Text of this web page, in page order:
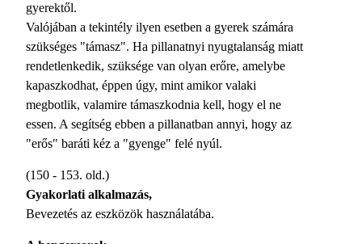
gyerektől.
Valójában a tekintély ilyen esetben a gyerek számára
szükséges "támasz". Ha pillanatnyi nyugtalanság miatt
rendetlenkedik, szüksége van olyan erőre, amelybe
kapaszkodhat, éppen úgy, mint amikor valaki
megbotlik, valamire támaszkodnia kell, hogy el ne
essen. A segítség ebben a pillanatban annyi, hogy az
"erős" baráti kéz a "gyenge" felé nyúl.
(150 - 153. old.)
Gyakorlati alkalmazás,
Bevezetés az eszközök használatába.